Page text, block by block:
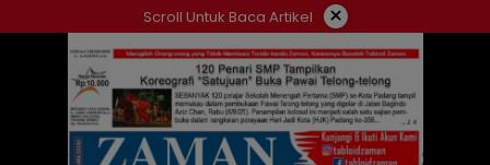
ke
Scroll Untuk Baca Artikel ×